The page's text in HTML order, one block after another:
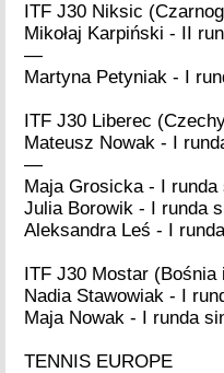
ITF J30 Niksic
Mikołaj Karpiński - II
—
Martyna Petyniak - I
ITF J30 Liberec
Mateusz Nowak - I
—
Maja Grosicka - I runda
Julia Borowik - I runda
Aleksandra Leś - I
ITF J30 Mostar (Bośnia
Nadia Stawowiak - I
Maja Nowak - I runda
TENNIS EUROPE